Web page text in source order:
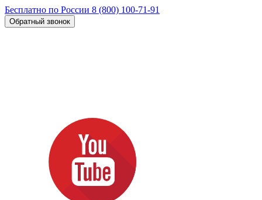
Бесплатно по России 8 (800) 100-71-91
Обратный звонок